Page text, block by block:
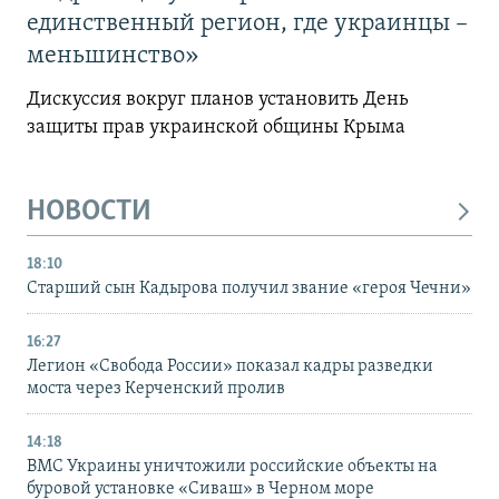
единственный регион, где украинцы –
меньшинство»
Дискуссия вокруг планов установить День
защиты прав украинской общины Крыма
НОВОСТИ
18:10
Старший сын Кадырова получил звание «героя Чечни»
16:27
Легион «Свобода России» показал кадры разведки
моста через Керченский пролив
14:18
ВМС Украины уничтожили российские объекты на
буровой установке «Сиваш» в Черном море